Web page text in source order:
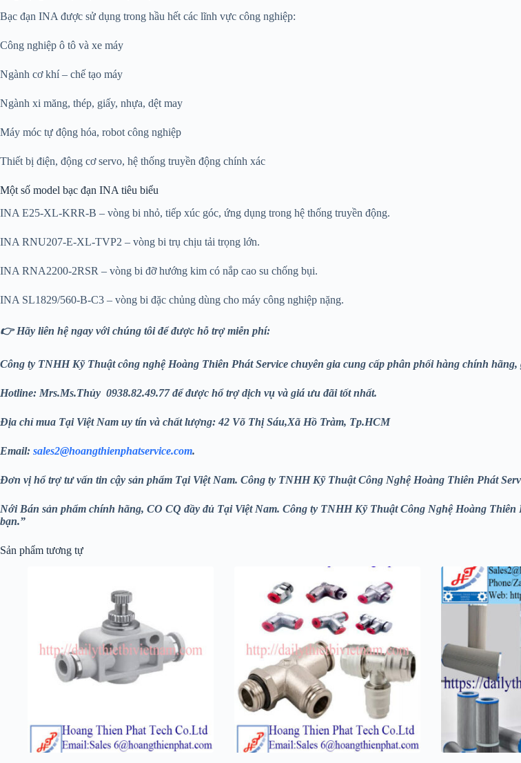
Bạc đạn INA được sử dụng trong hầu hết các lĩnh vực công nghiệp:
Công nghiệp ô tô và xe máy
Ngành cơ khí – chế tạo máy
Ngành xi măng, thép, giấy, nhựa, dệt may
Máy móc tự động hóa, robot công nghiệp
Thiết bị điện, động cơ servo, hệ thống truyền động chính xác
Một số model bạc đạn INA tiêu biểu
INA E25-XL-KRR-B – vòng bi nhỏ, tiếp xúc góc, ứng dụng trong hệ thống truyền động.
INA RNU207-E-XL-TVP2 – vòng bi trụ chịu tải trọng lớn.
INA RNA2200-2RSR – vòng bi đỡ hướng kim có nắp cao su chống bụi.
INA SL1829/560-B-C3 – vòng bi đặc chủng dùng cho máy công nghiệp nặng.
👉 Hãy liên hệ ngay với chúng tôi để được hỗ trợ miễn phí:
Công ty TNHH Kỹ Thuật công nghệ Hoàng Thiên PhátService chuyên gia cung cấp phân phối hàng chính
Hotline: Mrs.Ms.Thủy 0938.82.49.77 để được hổ trợ dịch vụ và giá ưu đãi tốt nhất.
Địa chỉ mua Tại Việt Nam uy tín và chất lượng: 42 Võ Thị Sáu,Xã Hồ Tràm, Tp.HCM
Email: sales2@hoangthienphatservice.com.
Đơn vị hổ trợ tư vấn tin cậy sản phẩm Tại Việt Nam. Công ty TNHH Kỹ Thuật Công Nghệ Hoàng Thiên Phát
Nới Bán sản phẩm chính hãng, CO CQ đầy đủ Tại Việt Nam. Công ty TNHH Kỹ Thuật Công Nghệ Hoàng Thiên
bạn.”
Sản phẩm tương tự